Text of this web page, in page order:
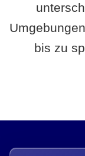
bis zu